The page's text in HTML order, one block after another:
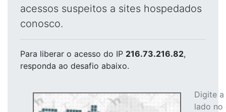
acessos suspeitos a sites hospedados
conosco.
Para liberar o acesso do IP 216.73.216.82,
responda ao desafio abaixo.
Digite
lado no